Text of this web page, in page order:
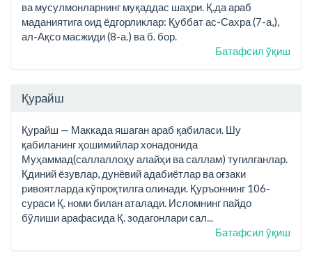
ва мусулмонларнинг муқаддас шаҳри. Қ.да араб
маданиятига оид ёдгорликлар: Қуббат ас-Сахра (7-а,),
ал-Ақсо масжиди (8-а.) ва б. бор.
Батафсил ўқиш
Қурайш
Қурайш — Маккада яшаган араб қабиласи. Шу
қабиланинг ҳошимийлар хонадонида
Муҳаммад(саллаллоҳу алайҳи ва саллам) тугилганлар.
Қдиний ёзувлар, дунёвий адабиётлар ва оғзаки
ривоятларда кўпроқтилга олинади. Қуръоннинг 106-
сураси Қ. номи билан аталади. Исломнинг пайдо
бўлиши арафасида Қ. зодагонлари сал...
Батафсил ўқиш